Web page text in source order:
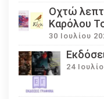
Οχτώ
Καρόλου
30 Ιουλίου
24